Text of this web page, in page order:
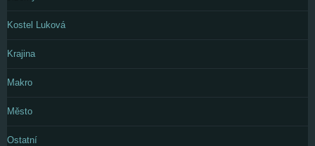
Kostel Luková
Krajina
Makro
Město
Ostatní